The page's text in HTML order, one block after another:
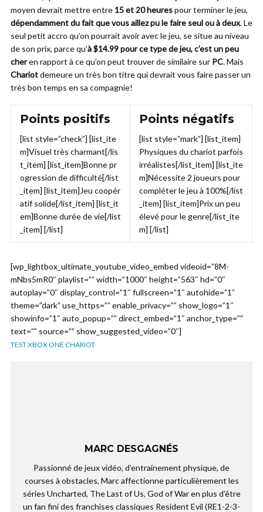
moyen devrait mettre entre 15 et 20 heurespour terminer le jeu,
dépendamment du fait que vous aillez pu le faire seul ou à deux. Le
seul petit accro qu’on pourrait avoir avec le jeu, se situe au niveau
de son prix, parce qu’à $14.99 pour ce type de jeu, c’est un peu
cheren rapport à ce qu’on peut trouver de similaire sur PC. Mais
Chariotdemeure un très bon titre qui devrait vous faire passer un
très bon temps en sa compagnie!
Points positifs
[list style=”check”] [list_ite
m]Visuel très charmant[/lis
t_item] [list_item]Bonne pr
ogression de difficulté[/list
_item] [list_item]Jeu coopér
atif solide[/list_item] [list_it
em]Bonne durée de vie[/list
_item] [/list]
Points négatifs
[list style=”mark”] [list_item]
Physiques du chariot parfois
irréalistes[/list_item] [list_ite
m]Nécessite 2 joueurs pour
compléter le jeu à 100%[/list
_item] [list_item]Prix un peu
élevé pour le genre[/list_ite
m] [/list]
[wp_lightbox_ultimate_youtube_video_embed videoid=”8M-
mNbs5mR0″ playlist=”” width=”1000″ height=”563″ hd=”0″
autoplay=”0″ display_control=”1″ fullscreen=”1″ autohide=”1″
theme=”dark” use_https=”” enable_privacy=”” show_logo=”1″
showinfo=”1″ auto_popup=”” direct_embed=”1″ anchor_type=””
text=”” source=”” show_suggested_video=”0″]
TEST XBOX ONE CHARIOT
MARC DESGAGNÉS
Passionné de jeux vidéo, d’entrainement physique, de
courses à obstacles, Marc affectionne particulièrement les
séries Uncharted, The Last of Us, God of War en plus d’être
un fan fini des franchises classiques Resident Evil (RE1-2-3-